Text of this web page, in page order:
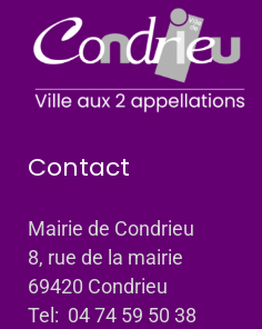
Contact
Mairie de Condrieu
8, rue de la mairie
69420 Condrieu
Tel: 04 74 59 50 38